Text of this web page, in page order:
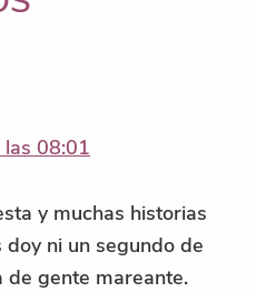
08:01
y muchas historias
ni un segundo de
de gente mareante.